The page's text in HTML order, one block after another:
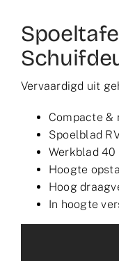
Vervaardigd uit
Compacte &
Spoelblad
Werkblad 40
Hoogte
Hoog
In hoogte